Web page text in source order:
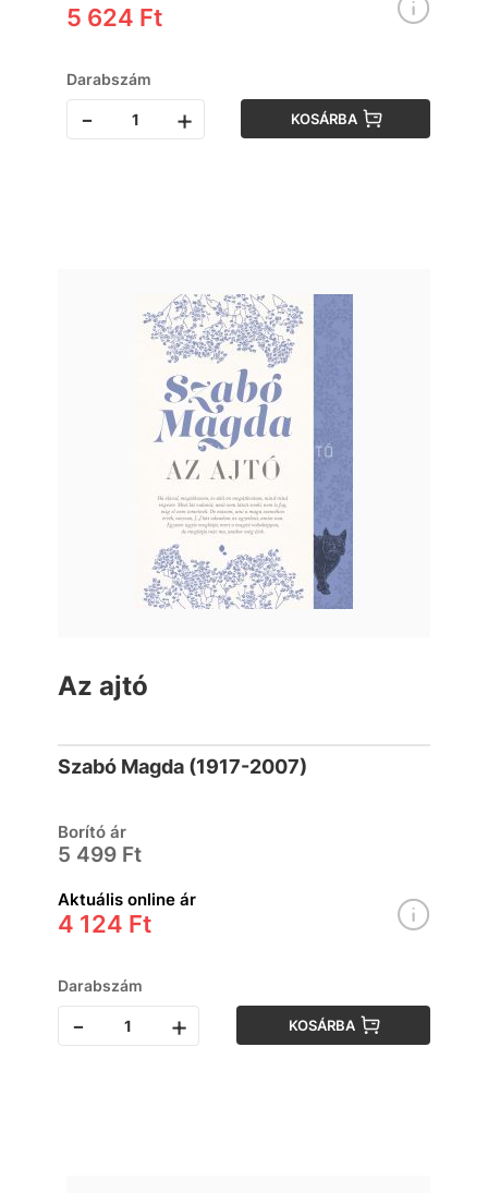
5 624 Ft
Darabszám
- + KOSÁRBA
Az ajtó
Szabó Magda (1917-2007)
Borító ár
5 499 Ft
Aktuális online ár
4 124 Ft
Darabszám
- + KOSÁRBA